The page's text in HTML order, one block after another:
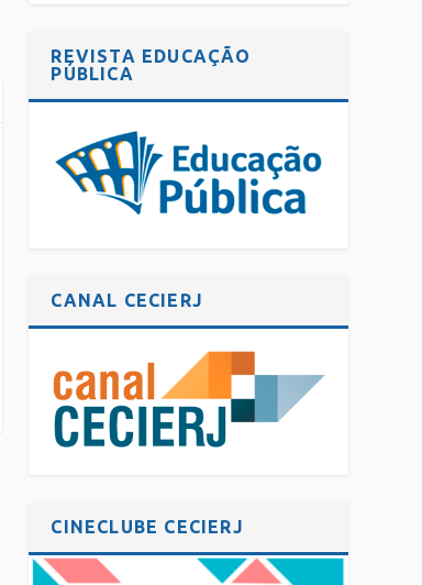
REVISTA EDUCAÇÃO
PÚBLICA
CANAL CECIERJ
CINECLUBE CECIERJ